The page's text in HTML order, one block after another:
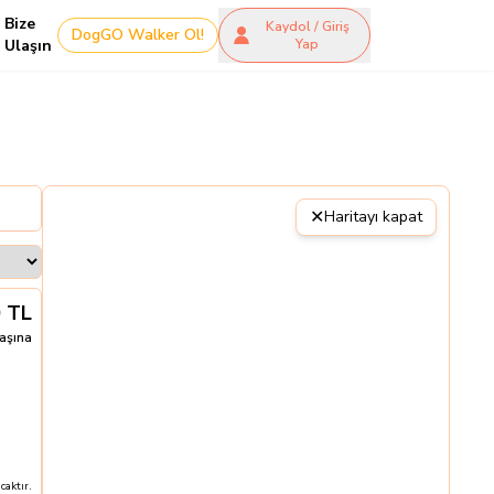
Bize
Ulaşın
DogGO Walker Ol!
Kaydol / Giriş
Yap
TL
✕Haritayı kapat